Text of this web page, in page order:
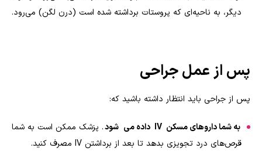
دیگر، به ناحیه‌ای که پروستات برداشته شده است (درن لگن) می‌رود.
پس از عمل جراحی
پس از جراحی باید انتظار داشته باشید که:
به شما داروهای مسکن IV داده می شود. پزشک ممکن است به شما
قرص‌های درد تجویزی بدهد تا بعد از برداشتن IV مصرف کنید.